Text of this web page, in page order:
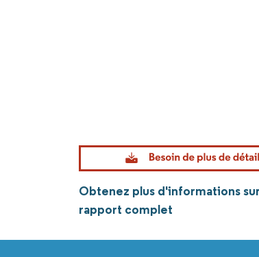
Obtenez plus d'informations
rapport complet